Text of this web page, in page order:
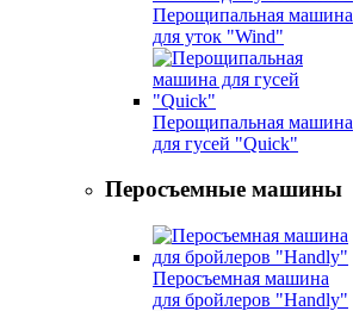
Перощипальная машина
для уток "Wind"
Перощипальная машина
для гусей "Quick"
Перосъемные машины
Перосъемная машина
для бройлеров "Handly"